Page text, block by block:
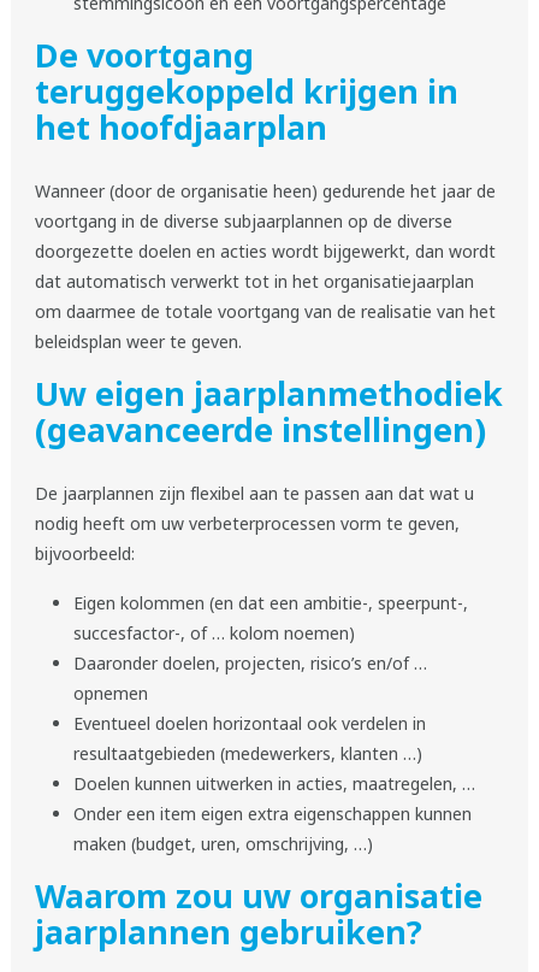
De voortgang
teruggekoppeld krijgen in
het hoofdjaarplan
Wanneer (door de organisatie heen) gedurende het jaar de
voortgang in de diverse subjaarplannen op de diverse
doorgezette doelen en acties wordt bijgewerkt, dan wordt
dat automatisch verwerkt tot in het organisatiejaarplan
om daarmee de totale voortgang van de realisatie van het
beleidsplan weer te geven.
Uw eigen jaarplanmethodiek
(geavanceerde instellingen)
De jaarplannen zijn flexibel aan te passen aan dat wat u
nodig heeft om uw verbeterprocessen vorm te geven,
bijvoorbeeld:
Eigen kolommen (en dat een ambitie-, speerpunt-,
succesfactor-, of … kolom noemen)
Daaronder doelen, projecten, risico’s en/of …
opnemen
Eventueel doelen horizontaal ook verdelen in
resultaatgebieden (medewerkers, klanten …)
Doelen kunnen uitwerken in acties, maatregelen, …
Onder een item eigen extra eigenschappen kunnen
maken (budget, uren, omschrijving, …)
Waarom zou uw organisatie
jaarplannen gebruiken?